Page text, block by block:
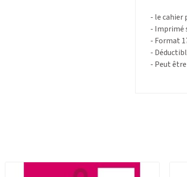
- le cahier
- Imprimé
- Format
-
- Peut